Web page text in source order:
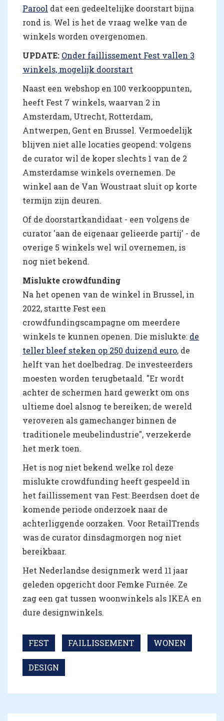
Parool dat een gedeeltelijke doorstart bijna
rond is. Wel is het de vraag welke van de
winkels worden overgenomen.
UPDATE: Onder faillissement Fest vallen 3
winkels, mogelijk doorstart
Naast een webshop en 100 verkooppunten,
heeft Fest 7 winkels, waarvan 2 in
Amsterdam, Utrecht, Rotterdam,
Antwerpen, Gent en Brussel. Vermoedelijk
blijven niet alle locaties geopend: volgens
de curator wil de koper slechts 1 van de 2
Amsterdamse winkels overnemen. De
winkel aan de Van Woustraat sluit op korte
termijn zijn deuren.
Of de doorstartkandidaat - een volgens de
curator 'aan de eigenaar gelieerde partij' - de
overige 5 winkels wel wil overnemen, is
nog niet bekend.
Mislukte crowdfunding
Na het openen van de winkel in Brussel, in
2022, startte Fest een
crowdfundingscampagne om meerdere
winkels te kunnen openen. Die mislukte: de
teller bleef steken op 250 duizend euro, de
helft van het doelbedrag. De investeerders
moesten worden terugbetaald. "Er wordt
achter de schermen hard gewerkt om ons
ultieme doel alsnog te bereiken; de wereld
veroveren als gamechanger binnen de
traditionele meubelindustrie", verzekerde
het merk toen.
Het is nog niet bekend welke rol deze
mislukte crowdfunding heeft gespeeld in
het faillissement van Fest: Beerdsen doet de
komende periode onderzoek naar de
achterliggende oorzaken. Voor RetailTrends
was de curator dinsdagmorgen nog niet
bereikbaar.
Het Nederlandse designmerk werd 11 jaar
geleden opgericht door Femke Furnée. Ze
zag een gat tussen woonwinkels als IKEA en
dure designwinkels.
FEST FAILLISSEMENT WONEN
DESIGN